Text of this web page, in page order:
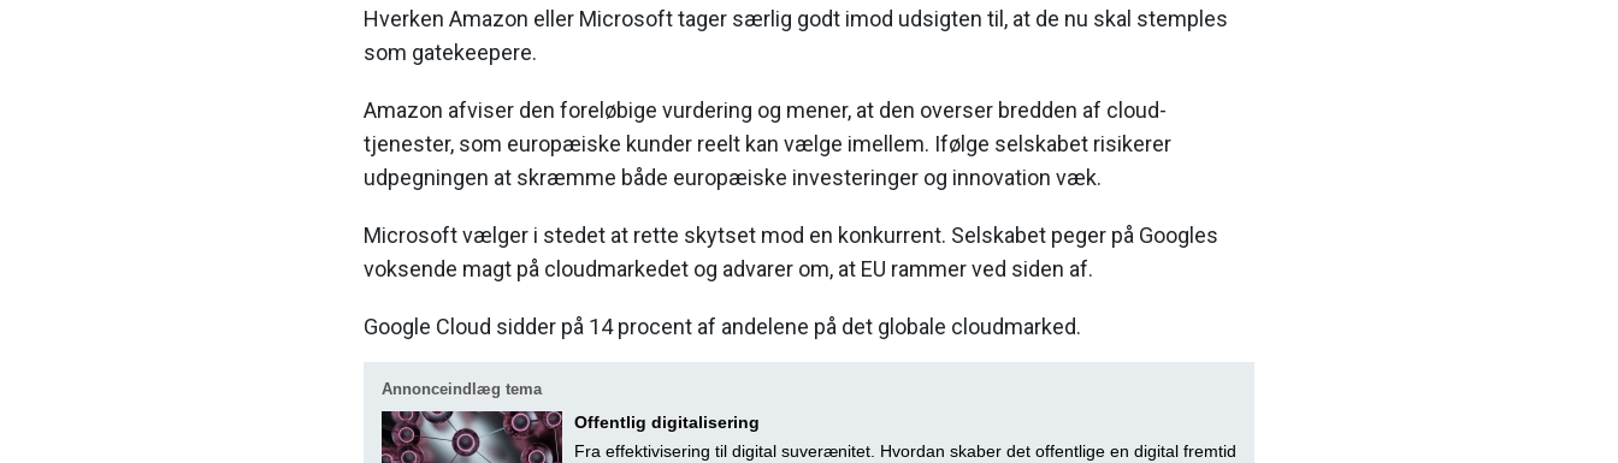
Hverken Amazon eller Microsoft tager særlig godt imod udsigten til, at de nu skal stemples
som gatekeepere.
Amazon afviser den foreløbige vurdering og mener, at den overser bredden af cloud-
tjenester, som europæiske kunder reelt kan vælge imellem. Ifølge selskabet risikerer
udpegningen at skræmme både europæiske investeringer og innovation væk.
Microsoft vælger i stedet at rette skytset mod en konkurrent. Selskabet peger på Googles
voksende magt på cloudmarkedet og advarer om, at EU rammer ved siden af.
Google Cloud sidder på 14 procent af andelene på det globale cloudmarked.
Annonceindlæg tema
Offentlig digitalisering
Fra effektivisering til digital suverænitet. Hvordan skaber det offentlige en digital fremtid